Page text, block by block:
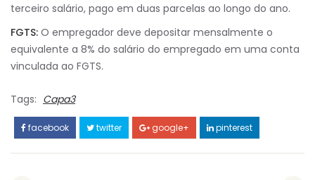
terceiro salário, pago em duas parcelas ao longo do ano.
FGTS: O empregador deve depositar mensalmente o
equivalente a 8% do salário do empregado em uma conta
vinculada ao FGTS.
Tags: Capa3
facebook twitter google+ pinterest